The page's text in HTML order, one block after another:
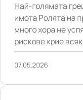
Най-голямата
имота Ролята на
много хора не
рискове крие
07.05.2026